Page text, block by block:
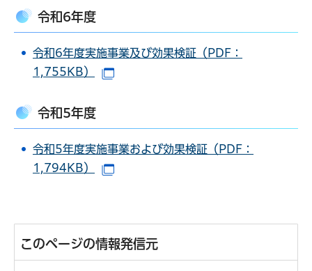
令和6年度
令和6年度実施事業及び効果検証（PDF：
1,755KB）
令和5年度
令和5年度実施事業および効果検証（PDF：
1,794KB）
このページの情報発信元